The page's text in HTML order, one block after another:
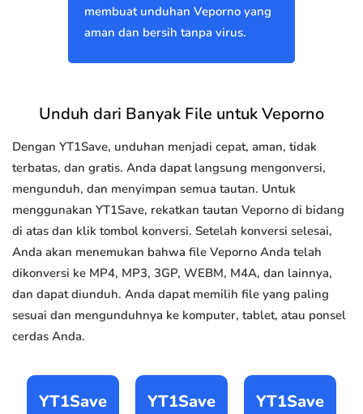
membuat unduhan Veporno yang
aman dan bersih tanpa virus.
Unduh dari Banyak File untuk Veporno
Dengan YT1Save, unduhan menjadi cepat, aman, tidak
terbatas, dan gratis. Anda dapat langsung mengonversi,
mengunduh, dan menyimpan semua tautan. Untuk
menggunakan YT1Save, rekatkan tautan Veporno di bidang
di atas dan klik tombol konversi. Setelah konversi selesai,
Anda akan menemukan bahwa file Veporno Anda telah
dikonversi ke MP4, MP3, 3GP, WEBM, M4A, dan lainnya,
dan dapat diunduh. Anda dapat memilih file yang paling
sesuai dan mengunduhnya ke komputer, tablet, atau ponsel
cerdas Anda.
YT1Save YT1Save YT1Save